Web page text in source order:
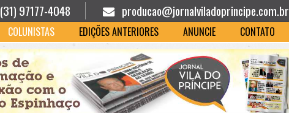
(31) 97177-4048 producao@jornalviladoprincipe.com.br
COLUNISTAS EDIÇÕES ANTERIORES ANUNCIE CONTATO